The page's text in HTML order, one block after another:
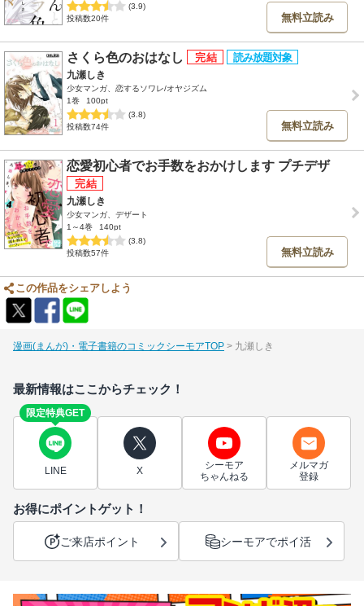
(3.9)
投稿数20件
無料立読み
さくら色のおはなし
九瀬しき
少女マンガ、恋するソワレ/オヤジズム
1巻
100pt
(3.8)
投稿数74件
無料立読み
恋愛初心者でお手数をおかけします プチデザ
九瀬しき
少女マンガ、デザート
1～4巻
140pt
(3.8)
投稿数57件
無料立読み
この作品をシェアしよう
漫画(まんが)・電子書籍のコミックシーモアTOP 九瀬しき
最新情報はここからチェック！
限定特典GET
LINE X
シーモア
ちゃんねる
メルマガ
登録
お得にポイントゲット！
ご来店ポイント シーモアでポイ活